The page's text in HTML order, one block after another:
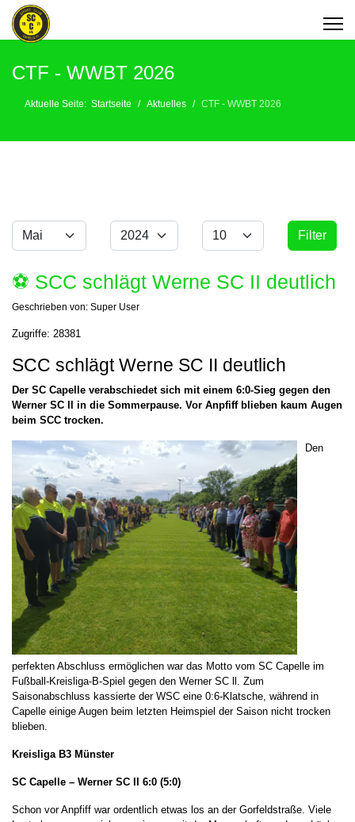
CTF - WWBT 2026
Aktuelle Seite: Startseite Aktuelles CTF - WWBT 2026
Filter
Monat Jahr Anzeige #
Filter
⚽️ SCC schlägt Werne SC II deutlich
Geschrieben von: Super User
Zugriffe: 28381
SCC schlägt Werne SC II deutlich
Der SC Capelle verabschiedet sich mit einem 6:0-Sieg gegen den
Werner SC ll in die Sommerpause. Vor Anpfiff blieben kaum Augen
beim SCC trocken.
Den
perfekten Abschluss ermöglichen war das Motto vom SC Capelle im
Fußball-Kreisliga-B-Spiel gegen den Werner SC ll. Zum
Saisonabschluss kassierte der WSC eine 0:6-Klatsche, während in
Capelle einige Augen beim letzten Heimspiel der Saison nicht trocken
blieben.
Kreisliga B3 Münster
SC Capelle – Werner SC II 6:0 (5:0)
Schon vor Anpfiff war ordentlich etwas los an der Gorfeldstraße. Viele